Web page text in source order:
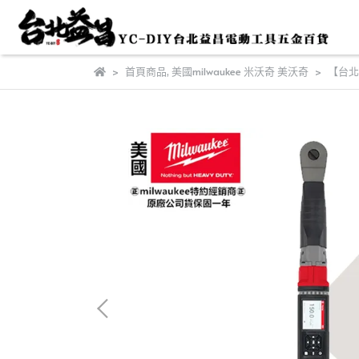
首頁商品, 美國milwaukee 米沃奇 美沃奇 【台